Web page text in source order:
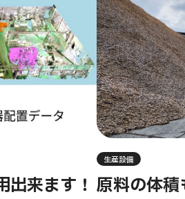
出来ます！
生産設備
原料の体